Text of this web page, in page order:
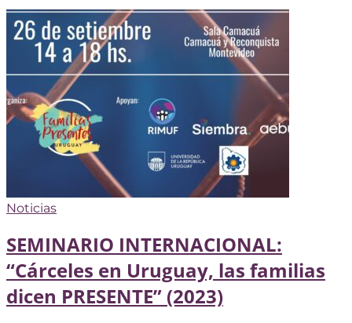
Noticias
SEMINARIO INTERNACIONAL:
“Cárceles en Uruguay, las familias
dicen PRESENTE” (2023)